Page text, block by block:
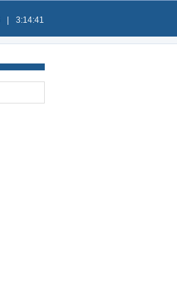
3:14:41